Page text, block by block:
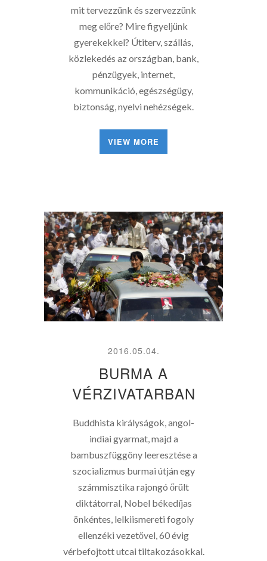
mit tervezzünk és szervezzünk
meg előre? Mire figyeljünk
gyerekekkel? Útiterv, szállás,
közlekedés az országban, bank,
pénzügyek, internet,
kommunikáció, egészségügy,
biztonság, nyelvi nehézségek.
VIEW MORE
2016.05.04.
BURMA A
VÉRZIVATARBAN
Buddhista királyságok, angol-
indiai gyarmat, majd a
bambuszfüggöny leeresztése a
szocializmus burmai útján egy
számmisztika rajongó őrült
diktátorral, Nobel békedíjas
önkéntes, lelkiismereti fogoly
ellenzéki vezetővel, 60 évig
vérbefojtott utcai tiltakozásokkal.